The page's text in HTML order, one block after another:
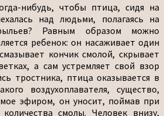
нибудь, чтобы птица, сидя на
над людьми, полагаясь на
Равным образом можно
ребенок: он насаживает один
кончик смолой, скрывает
а сам устремляет свой взор
тростника, птица оказывается в
воздухоплавателя, существо,
эфиром, он уносит, поймав при
смолы. Человек внизу,